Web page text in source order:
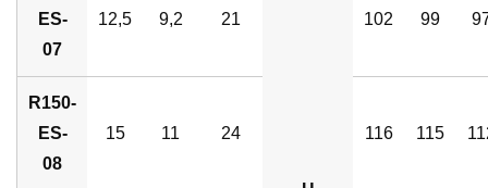
ES-
07
12,5 9,2 21 102 99
R150-
ES-
08
15 11 24 116 115